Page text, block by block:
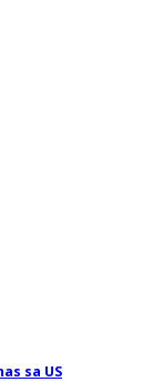
sa US